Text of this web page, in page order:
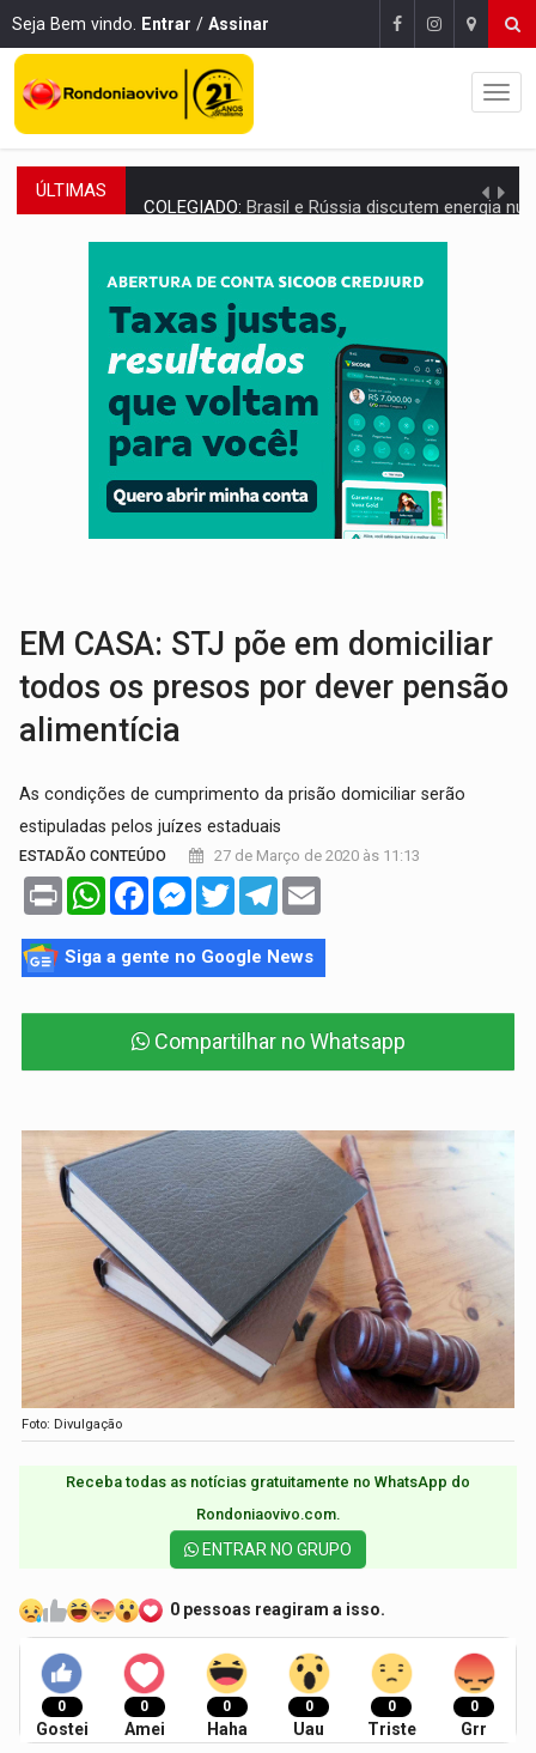
Seja Bem vindo. Entrar / Assinar
ÚLTIMAS Brasil e Rússia discutem energia nuclear, defesa e
URGENTE:Colisão entre caminhão e carro deixa quatro mortos e um em
ENCONTRO:Amazônia Negra ganha projeção nacional com participação de
PREVISÃO: Porto Velho tem chances de chuvas isoladas nesta
SINDICATOS UNIDOS: Assembleia Geral delibera greve da educação
PROCESSO SELETIVO: Rondoniaovivo abre oficina de Comunicação com
AGOSTO LILÁS:MPRO lança de portal e promove reflexão sobre trajetória da
Refis 2026 segue até o fim do ano para
EM CASA: STJ põe em domiciliar
todos os presos por dever pensão
alimentícia
As condições de cumprimento da prisão domiciliar serão
estipuladas pelos juízes estaduais
ESTADÃO CONTEÚDO 27 de Março de 2020 às 11:13
Print WhatsAppFacebookMessenger
TwitterTelegram
Siga a gente no Google News
Compartilhar no Whatsapp
Foto: Divulgação
Receba todas as notícias gratuitamente no WhatsApp do
Rondoniaovivo.com.​
ENTRAR NO GRUPO
0 pessoas reagiram a isso.
0
Gostei
0
Amei
0
Haha
0
Uau
0
Triste
0
Grr